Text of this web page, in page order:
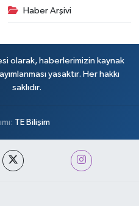
Haber Arşivi
olarak, haberlerimizin kaynak
yasaktır. Her hakkı
saklıdır.
TE Bilişim